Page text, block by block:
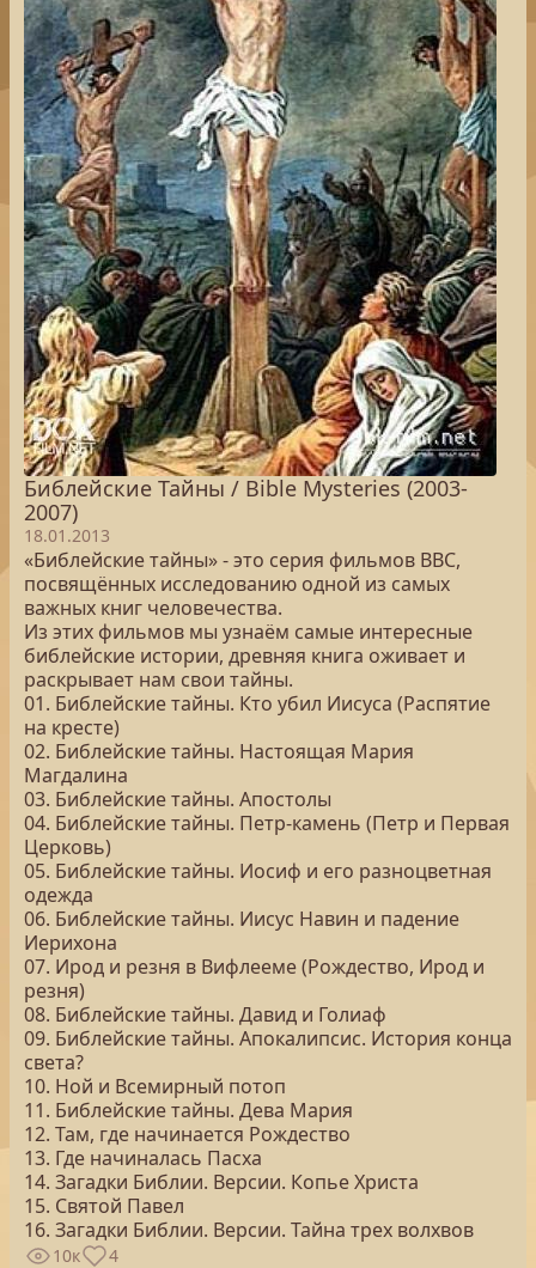
Библейские Тайны / Bible Mysteries (2003-
2007)
18.01.2013
«Библейские тайны» - это серия фильмов BBC,
посвящённых исследованию одной из самых
важных книг человечества.
Из этих фильмов мы узнаём самые интересные
библейские истории, древняя книга оживает и
раскрывает нам свои тайны.
01. Библейские тайны. Кто убил Иисуса (Распятие
на кресте)
02. Библейские тайны. Настоящая Мария
Магдалина
03. Библейские тайны. Апостолы
04. Библейские тайны. Петр-камень (Петр и Первая
Церковь)
05. Библейские тайны. Иосиф и его разноцветная
одежда
06. Библейские тайны. Иисус Навин и падение
Иерихона
07. Ирод и резня в Вифлееме (Рождество, Ирод и
резня)
08. Библейские тайны. Давид и Голиаф
09. Библейские тайны. Апокалипсис. История конца
света?
10. Ной и Всемирный потоп
11. Библейские тайны. Дева Мария
12. Там, где начинается Рождество
13. Где начиналась Пасха
14. Загадки Библии. Версии. Копье Христа
15. Святой Павел
16. Загадки Библии. Версии. Тайна трех волхвов
10к 4